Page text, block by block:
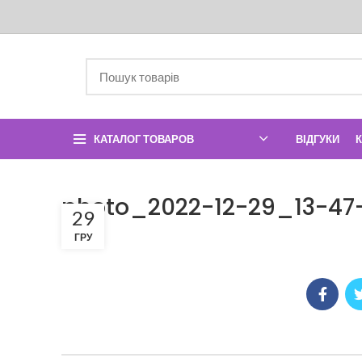
КАТАЛОГ ТОВАРОВ ВІДГУКИ
photo_2022-12-29_13-
29
ГРУ